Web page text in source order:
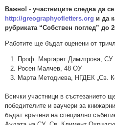
Важно! - участниците следва да
http://greographyofletters.org и да
рубриката “Собствен поглед” до
Работите ще бъдат оценени от
Проф. Маргарет Димитрова, СУ
Росен Малчев, 48 ОУ
Марта Методиева, НГДЕК „Св.
Всички участници в състезанието
победителите и ваучери за
бъдат връчени на специално